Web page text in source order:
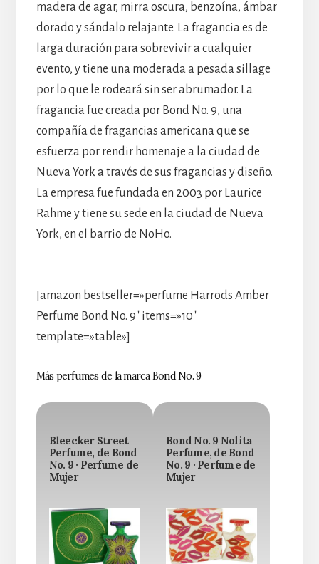
madera de agar, mirra oscura, benzoína, ámbar
dorado y sándalo relajante. La fragancia es de
larga duración para sobrevivir a cualquier
evento, y tiene una moderada a pesada sillage
por lo que le rodeará sin ser abrumador. La
fragancia fue creada por Bond No. 9, una
compañía de fragancias americana que se
esfuerza por rendir homenaje a la ciudad de
Nueva York a través de sus fragancias y diseño.
La empresa fue fundada en 2003 por Laurice
Rahme y tiene su sede en la ciudad de Nueva
York, en el barrio de NoHo.
[amazon bestseller=»perfume Harrods Amber
Perfume Bond No. 9″ items=»10″
template=»table»]
Más perfumes de la marca Bond No. 9
Bleecker Street
Perfume, de Bond
No. 9 · Perfume de
Mujer
Bond No. 9 Nolita
Perfume, de Bond
No. 9 · Perfume de
Mujer